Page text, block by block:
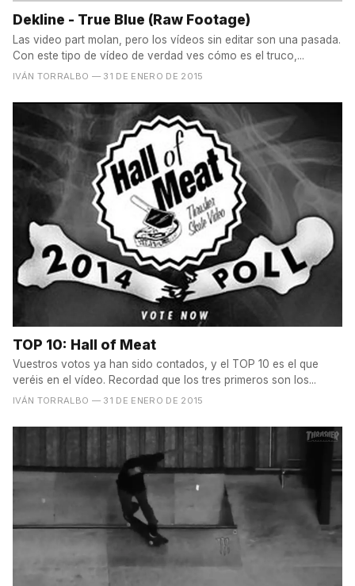
Dekline - True Blue (Raw Footage)
Las video part molan, pero los vídeos sin editar son una pasada.
Con este tipo de vídeo de verdad ves cómo es el truco,...
IVÁN TORRALBO — 31 DE ENERO DE 2015
TOP 10: Hall of Meat
Vuestros votos ya han sido contados, y el TOP 10 es el que
veréis en el vídeo. Recordad que los tres primeros son los...
IVÁN TORRALBO — 31 DE ENERO DE 2015